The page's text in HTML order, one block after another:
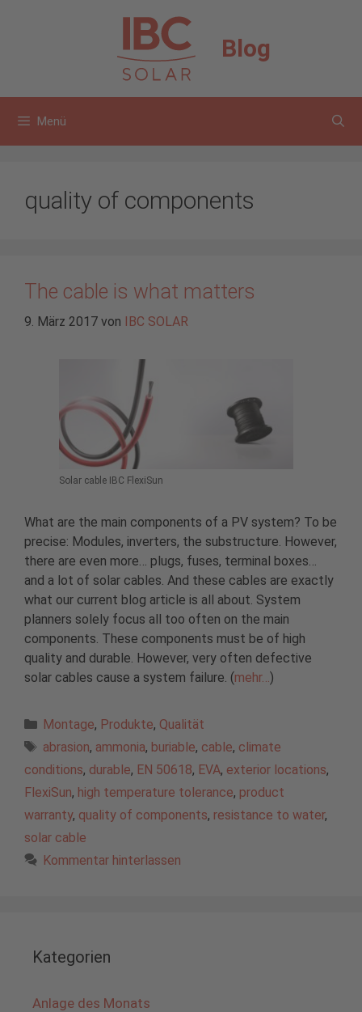
Blog
Menü
quality of components
The cable is what matters
9. März 2017 von IBC SOLAR
Solar cable IBC FlexiSun
What are the main components of a PV system? To be
precise: Modules, inverters, the substructure. However,
there are even more… plugs, fuses, terminal boxes…
and a lot of solar cables. And these cables are exactly
what our current blog article is all about. System
planners solely focus all too often on the main
components. These components must be of high
quality and durable. However, very often defective
solar cables cause a system failure. (mehr… )
Kategorien
Montage, Produkte, Qualität
Schlagwörter
abrasion, ammonia, buriable, cable, climate
conditions, durable, EN 50618, EVA, exterior locations,
FlexiSun, high temperature tolerance, product
warranty, quality of components, resistance to water,
solar cable
Kommentar hinterlassen
Kategorien
Anlage des Monats